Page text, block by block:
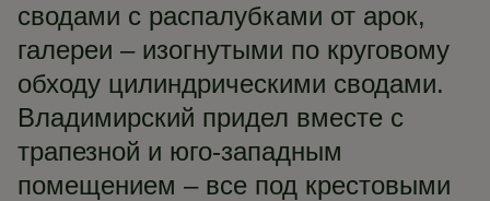
сводами с распалубками от арок,
галереи – изогнутыми по круговому
обходу цилиндрическими сводами.
Владимирский придел вместе с
трапезной и юго-западным
помещением – все под крестовыми